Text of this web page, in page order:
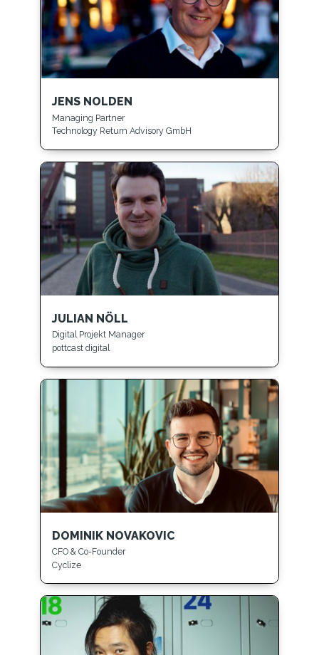
JENS NOLDEN
Managing Partner
Technology Return Advisory GmbH
JULIAN NÖLL
Digital Projekt Manager
pottcast digital
DOMINIK NOVAKOVIC
CFO & Co-Founder
Cyclize